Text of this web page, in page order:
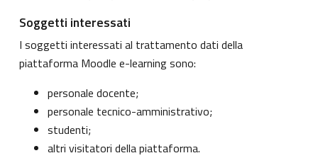
Soggetti interessati
I soggetti interessati al trattamento dati della
piattaforma Moodle e-learning sono:
personale docente;
personale tecnico-amministrativo;
studenti;
altri visitatori della piattaforma.